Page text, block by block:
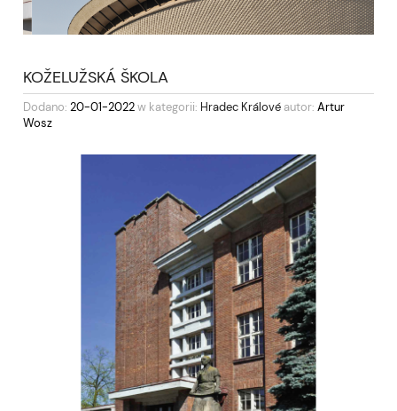
KOŽELUŽSKÁ ŠKOLA
Dodano: 20-01-2022w kategorii: Hradec Králové autor: Artur
Wosz